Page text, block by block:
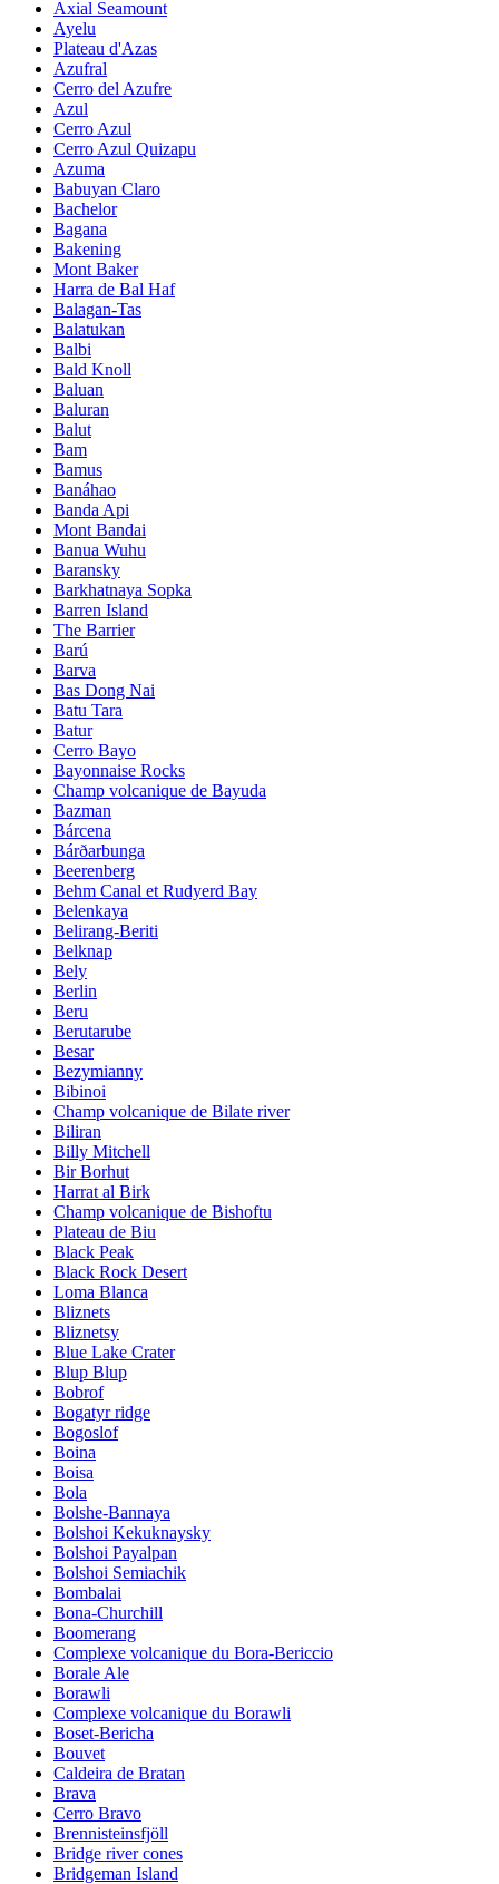
Axial Seamount
Ayelu
Plateau d'Azas
Azufral
Cerro del Azufre
Azul
Cerro Azul
Cerro Azul Quizapu
Azuma
Babuyan Claro
Bachelor
Bagana
Bakening
Mont Baker
Harra de Bal Haf
Balagan-Tas
Balatukan
Balbi
Bald Knoll
Baluan
Baluran
Balut
Bam
Bamus
Banáhao
Banda Api
Mont Bandai
Banua Wuhu
Baransky
Barkhatnaya Sopka
Barren Island
The Barrier
Barú
Barva
Bas Dong Nai
Batu Tara
Batur
Cerro Bayo
Bayonnaise Rocks
Champ volcanique de Bayuda
Bazman
Bárcena
Bárðarbunga
Beerenberg
Behm Canal et Rudyerd Bay
Belenkaya
Belirang-Beriti
Belknap
Bely
Berlin
Beru
Berutarube
Besar
Bezymianny
Bibinoi
Champ volcanique de Bilate river
Biliran
Billy Mitchell
Bir Borhut
Harrat al Birk
Champ volcanique de Bishoftu
Plateau de Biu
Black Peak
Black Rock Desert
Loma Blanca
Bliznets
Bliznetsy
Blue Lake Crater
Blup Blup
Bobrof
Bogatyr ridge
Bogoslof
Boina
Boisa
Bola
Bolshe-Bannaya
Bolshoi Kekuknaysky
Bolshoi Payalpan
Bolshoi Semiachik
Bombalai
Bona-Churchill
Boomerang
Complexe volcanique du Bora-Bericcio
Borale Ale
Borawli
Complexe volcanique du Borawli
Boset-Bericha
Bouvet
Caldeira de Bratan
Brava
Cerro Bravo
Brennisteinsfjöll
Bridge river cones
Bridgeman Island